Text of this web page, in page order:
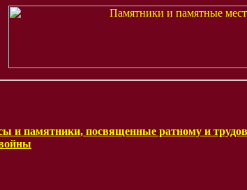
и памятники, посвященные ратному и